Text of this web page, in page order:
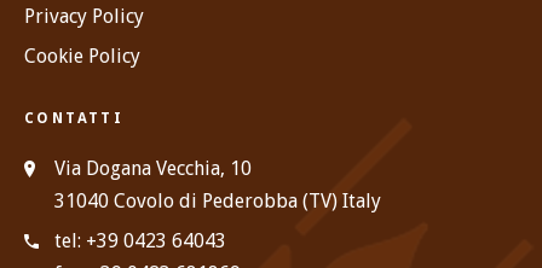
Privacy Policy
Cookie Policy
CONTATTI
Via Dogana Vecchia, 10
31040 Covolo di Pederobba (TV) Italy
tel: +39 0423 64043